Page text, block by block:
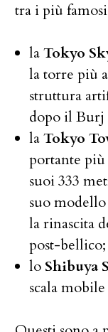
tra i più
laTokyo
la torre più
struttura
dopo il Burj
laTokyo
portante
suoi 333
suo
la rinascita
post-bellico;
lo Shibuya
scala